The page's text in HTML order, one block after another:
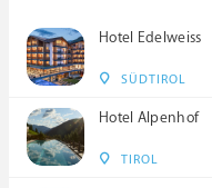
Hotel Edelweiss
SÜDTIROL
Hotel Alpenhof
TIROL